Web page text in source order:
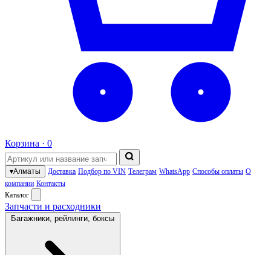
Корзина · 0
▾Алматы Доставка Подбор по VIN Телеграм WhatsApp Способы оплаты О
компании Контакты
Каталог
Запчасти и расходники
Багажники, рейлинги, боксы